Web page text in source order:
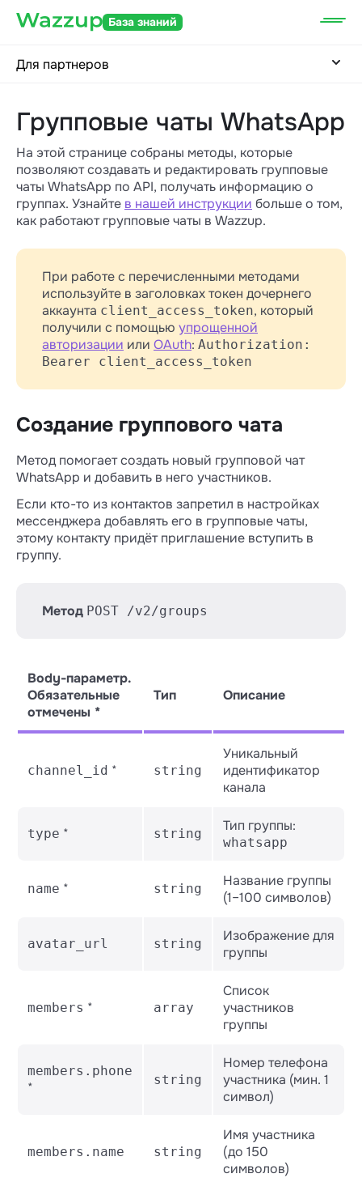
База знаний
Для партнеров
Групповые чаты WhatsApp
На этой странице собраны методы, которые
позволяют создавать и редактировать групповые
чаты WhatsApp по API, получать информацию о
группах. Узнайте в нашей инструкции больше о том,
как работают групповые чаты в Wazzup.
При работе с перечисленными методами
используйте в заголовках токен дочернего
аккаунта client_access_token, который
получили с помощью упрощенной
авторизации или OAuth: Authorization:
Bearer client_access_token
Создание группового чата
Метод помогает создать новый групповой чат
WhatsApp и добавить в него участников.
Если кто-то из контактов запретил в настройках
мессенджера добавлять его в групповые чаты,
этому контакту придёт приглашение вступить в
группу.
Метод POST /v2/groups
Body-параметр.
Обязательные
отмечены *
Тип Описание
channel_id * string
Уникальный
идентификатор
канала
type * string Тип группы:
whatsapp
name * string
Название группы
(1–100 символов)
avatar_url string
Изображение для
группы
members * array
Список
участников
группы
members.phone
* string
Номер телефона
участника (мин. 1
символ)
members.name string
Имя участника
(до 150
символов)